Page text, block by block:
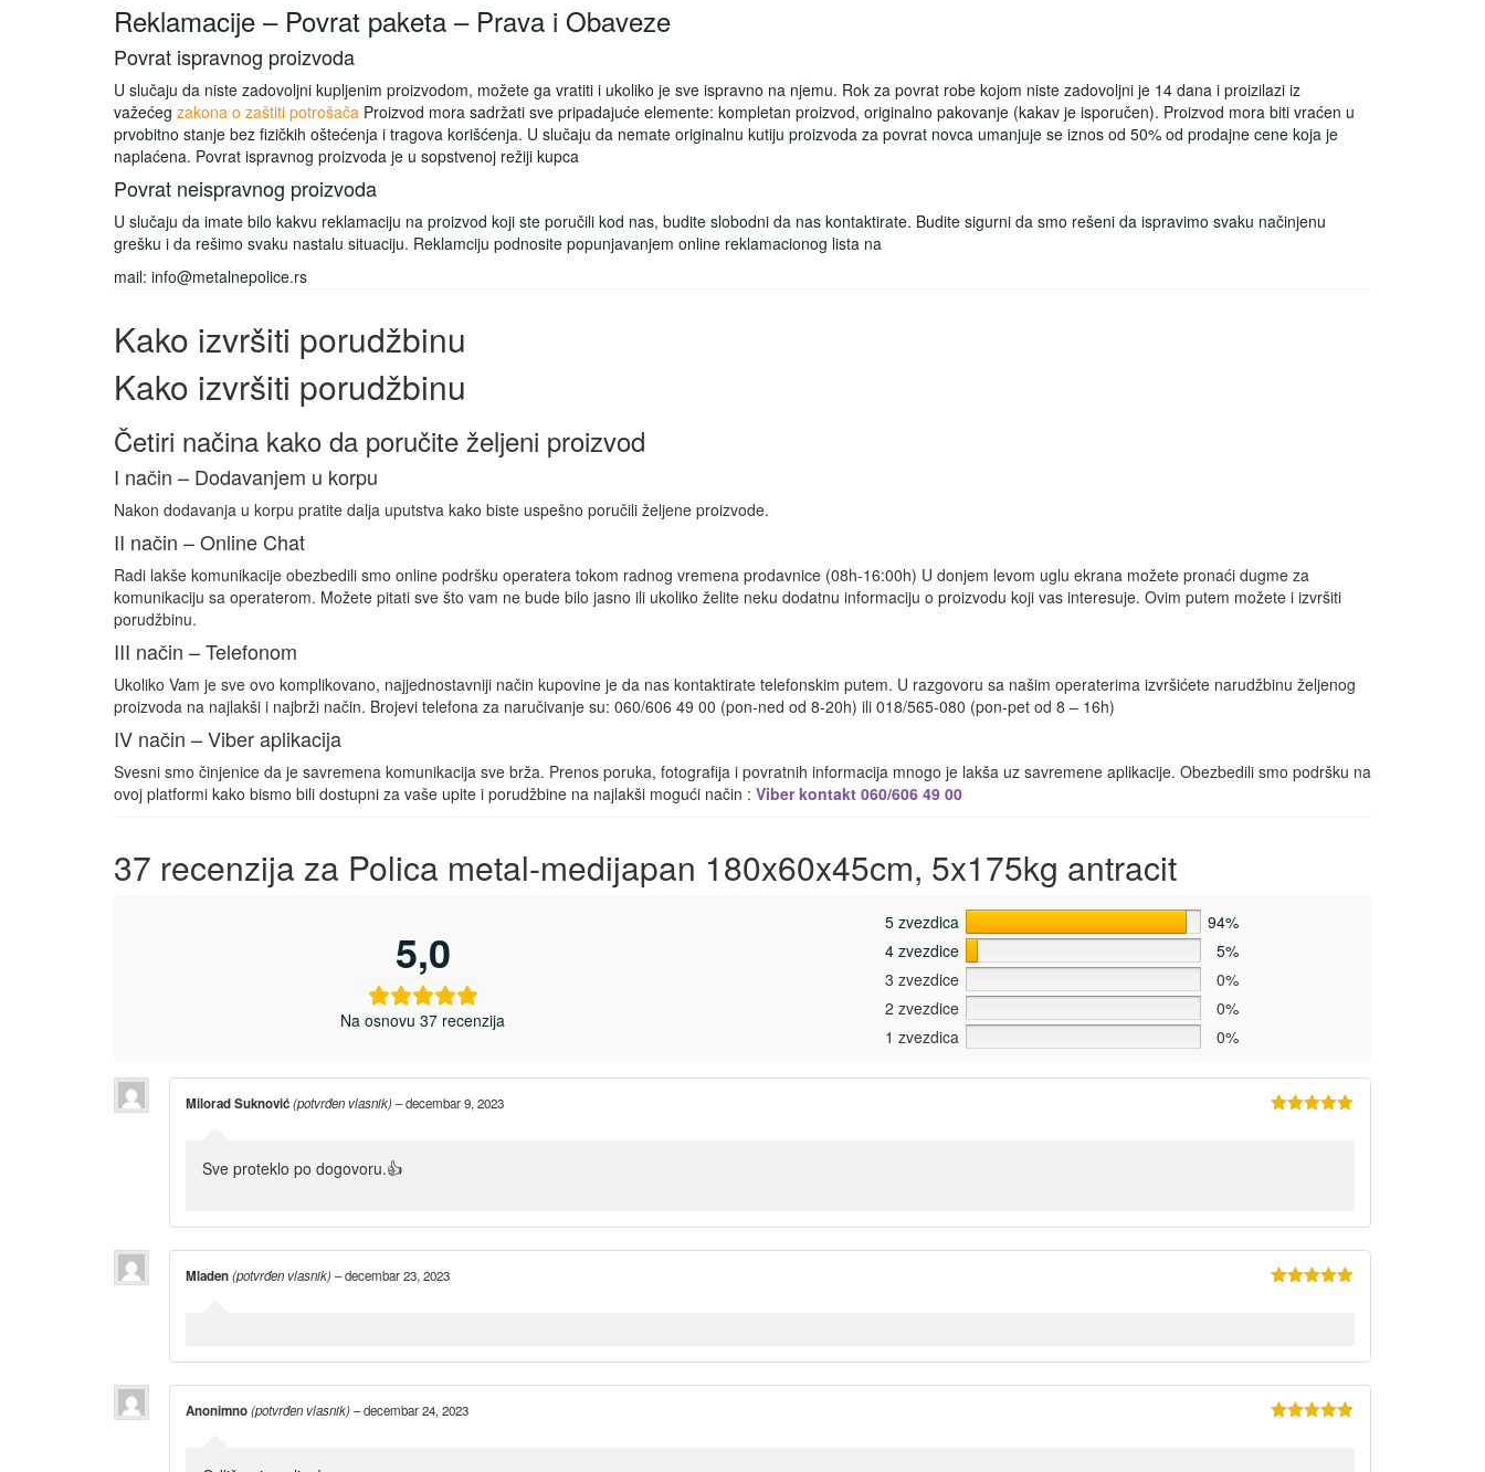
Reklamacije – Povrat paketa – Prava i Obaveze
Povrat ispravnog proizvoda
U slučaju da niste zadovoljni kupljenim proizvodom, možete ga vratiti i ukoliko je sve ispravno na njemu. Rok za povrat robe kojom niste zadovoljni je 14 dana i proizilazi iz
važećeg zakona o zaštiti potrošača Proizvod mora sadržati sve pripadajuće elemente: kompletan proizvod, originalno pakovanje (kakav je isporučen). Proizvod mora biti vraćen u
prvobitno stanje bez fizičkih oštećenja i tragova korišćenja. U slučaju da nemate originalnu kutiju proizvoda za povrat novca umanjuje se iznos od 50% od prodajne cene koja je
naplaćena. Povrat ispravnog proizvoda je u sopstvenoj režiji kupca
Povrat neispravnog proizvoda
U slučaju da imate bilo kakvu reklamaciju na proizvod koji ste poručili kod nas, budite slobodni da nas kontaktirate. Budite sigurni da smo rešeni da ispravimo svaku načinjenu
grešku i da rešimo svaku nastalu situaciju. Reklamciju podnosite popunjavanjem online reklamacionog lista na
mail: info@metalnepolice.rs
Kako izvršiti porudžbinu
Kako izvršiti porudžbinu
Četiri načina kako da poručite željeni proizvod
I način – Dodavanjem u korpu
Nakon dodavanja u korpu pratite dalja uputstva kako biste uspešno poručili željene proizvode.
II način – Online Chat
Radi lakše komunikacije obezbedili smo online podršku operatera tokom radnog vremena prodavnice (08h-16:00h) U donjem levom uglu ekrana možete pronaći dugme za
komunikaciju sa operaterom. Možete pitati sve što vam ne bude bilo jasno ili ukoliko želite neku dodatnu informaciju o proizvodu koji vas interesuje. Ovim putem možete i izvršiti
porudžbinu.
III način – Telefonom
Ukoliko Vam je sve ovo komplikovano, najjednostavniji način kupovine je da nas kontaktirate telefonskim putem. U razgovoru sa našim operaterima izvršićete narudžbinu željenog
proizvoda na najlakši i najbrži način. Brojevi telefona za naručivanje su: 060/606 49 00 (pon-ned od 8-20h) ili 018/565-080 (pon-pet od 8 – 16h)
IV način – Viber aplikacija
Svesni smo činjenice da je savremena komunikacija sve brža. Prenos poruka, fotografija i povratnih informacija mnogo je lakša uz savremene aplikacije. Obezbedili smo podršku na
ovoj platformi kako bismo bili dostupni za vaše upite i porudžbine na najlakši mogući način : Viber kontakt 060/606 49 00
37 recenzija za Polica metal-medijapan 180x60x45cm, 5x175kg antracit
5,0
Na osnovu 37 recenzija
5 zvezdica
94%
4 zvezdice
5%
3 zvezdice
0%
2 zvezdice
0%
1 zvezdica
0%
Milorad Suknović(potvrđen vlasnik)–decembar 9, 2023
Sve proteklo po dogovoru.👍
Mladen(potvrđen vlasnik)–decembar 23, 2023
Anonimno(potvrđen vlasnik)–decembar 24, 2023